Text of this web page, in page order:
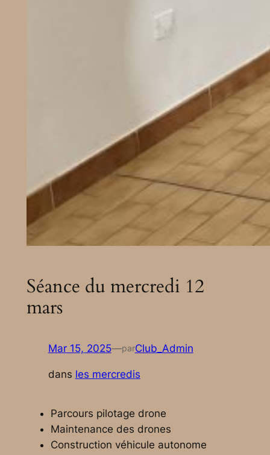
Séance du mercredi 12
mars
Mar 15, 2025—parClub_Admin
dans les mercredis
Parcours pilotage drone
Maintenance des drones
Construction véhicule autonome